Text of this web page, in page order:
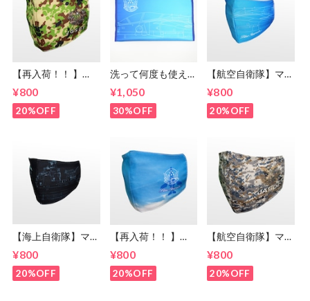
【再入荷！！ 】
クカバー 迷彩柄デ
ザイン＜送料無料＞
¥800
20%OFF
洗って何度も使え
ポリエステル製マス
クケース 「ブルー
インパルス」線画デ
¥1,050
30%OFF
【航空自衛隊】マス
インパルス」線画デ
ザイン＜送料無料＞
¥800
20%OFF
【海上自衛隊】マス
「摩耶」線画デザイ
ン＜送料無料＞
¥800
20%OFF
【再入荷！！ 】
クカバー ブルーイ
ンパルス スカイデ
ザイン＜送料無料＞
¥800
20%OFF
【航空自衛隊】マス
ザイン＜送料無料＞
¥800
20%OFF